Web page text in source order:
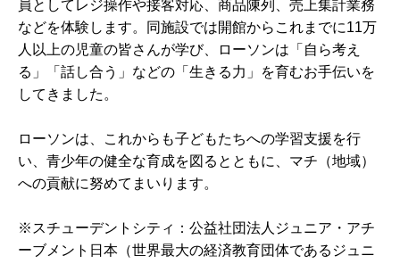
員としてレジ操作や接客対応、商品陳列、売上集計業務
などを体験します。同施設では開館からこれまでに11万
人以上の児童の皆さんが学び、ローソンは「自ら考え
る」「話し合う」などの「生きる力」を育むお手伝いを
してきました。
ローソンは、これからも子どもたちへの学習支援を行
い、青少年の健全な育成を図るとともに、マチ（地域）
への貢献に努めてまいります。
※スチューデントシティ：公益社団法人ジュニア・アチ
ーブメント日本（世界最大の経済教育団体であるジュニ